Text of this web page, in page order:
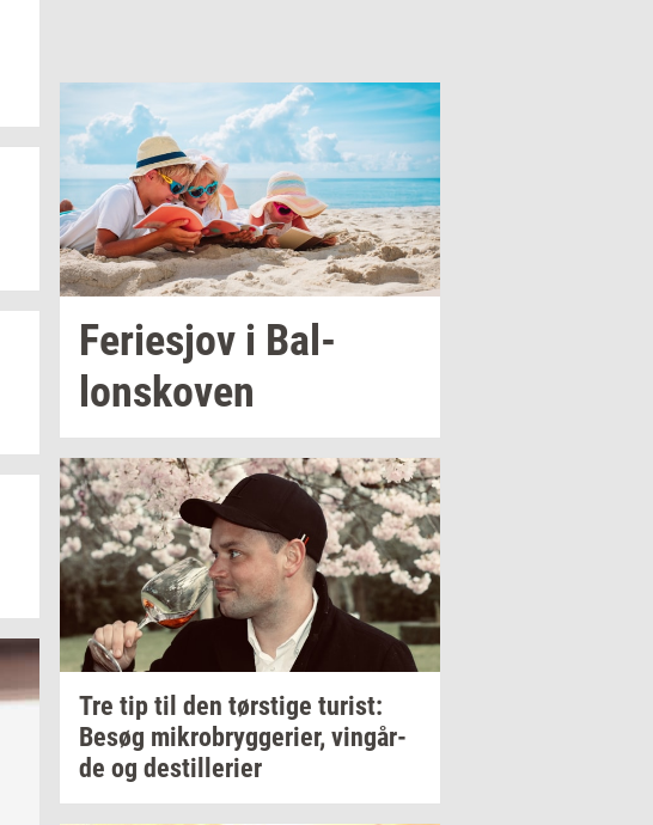
Fe­ri­esjov i Bal­
lonsko­ven
Tre tip til den tørsti­ge turist:
Besøg mi­kro­bryg­ge­ri­er, vin­går­
de og destil­le­ri­er